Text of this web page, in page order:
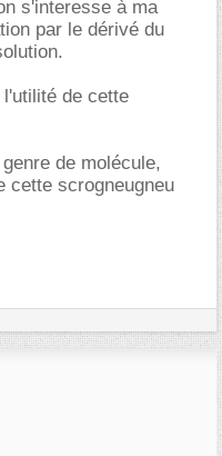
s'interesse à ma
par le dérivé du
l'utilité de cette
de molécule,
cette scrogneugneu